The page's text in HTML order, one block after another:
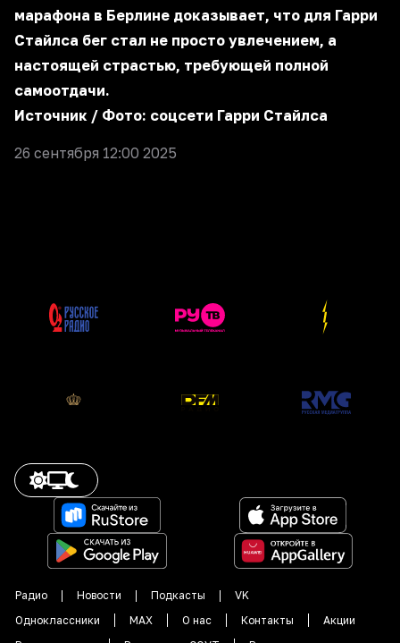
марафона в Берлине доказывает, что для Гарри
Стайлса бег стал не просто увлечением, а
настоящей страстью, требующей полной
самоотдачи.
Источник / Фото: соцсети Гарри Стайлса
26 сентября 12:00 2025
Радио Новости Подкасты
VK
Одноклассники
MAX О нас Контакты
Акции